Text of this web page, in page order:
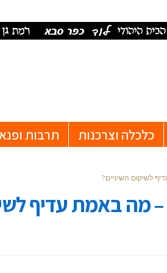
כלכלה וצרכנות תרבות
לשיקום השיניים?
– מה באמת עדיף